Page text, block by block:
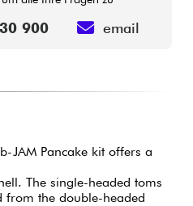
900 email
JAM Pancake kit offers a
The single-headed toms
from the double-headed